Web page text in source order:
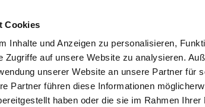
Cookies
Inhalte und Anzeigen zu personalisieren,
Zugriffe auf unsere Website zu analysieren.
unserer Website an unsere Partner für
Partner führen diese Informationen
haben oder die sie im Rahmen Ihrer